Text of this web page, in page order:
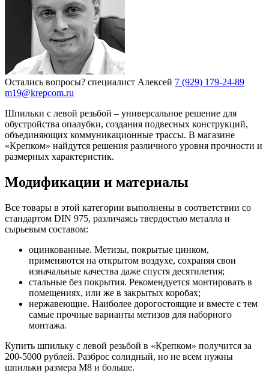
Остались вопросы? специалист Алексей 7 (929) 179-24-89
m19@krepcom.ru
Шпильки с левой резьбой – универсальное решение для
обустройства опалубки, создания подвесных конструкций,
объединяющих коммуникационные трассы. В магазине
«Крепком» найдутся решения различного уровня прочности и
размерных характеристик.
Модификации и материалы
Все товары в этой категории выполнены в соответствии со
стандартом DIN 975, различаясь твердостью металла и
сырьевым составом:
оцинкованные. Метизы, покрытые цинком,
применяются на открытом воздухе, сохраняя свои
изначальные качества даже спустя десятилетия;
стальные без покрытия. Рекомендуется монтировать в
помещениях, или же в закрытых коробах;
нержавеющие. Наиболее дорогостоящие и вместе с тем
самые прочные варианты метизов для наборного
монтажа.
Купить шпильку с левой резьбой в «Крепком» получится за
200-5000 рублей. Разброс солидный, но не всем нужны
шпильки размера М8 и больше.